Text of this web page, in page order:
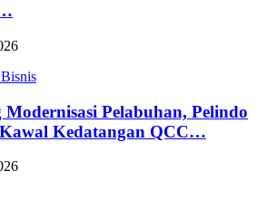
Pelabuhan, Pelindo
Kedatangan QCC…